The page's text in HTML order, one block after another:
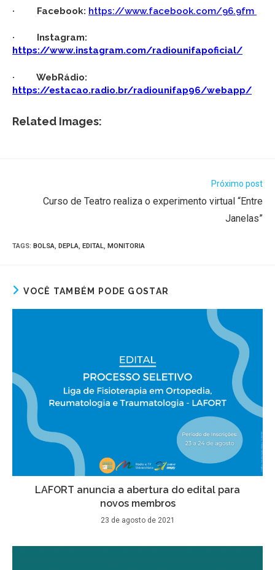
· Facebook: https://www.facebook.com/96.9fm
· Instagram:
https://www.instagram.com/radiounifapoficial/
· WebRádio:
https://estacao.radio.br/radiounifap96/webapp/
Related Images:
Próximo post
Curso de Teatro realiza o experimento virtual “Entre
Janelas”
TAGS: BOLSA DEPLA EDITAL MONITORIA
VOCÊ TAMBÉM PODE GOSTAR
LAFORT anuncia a abertura do edital para
novos membros
23 de agosto de 2021